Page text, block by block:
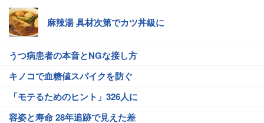
麻辣湯 具材次第でカツ丼級に
うつ病患者の本音とNGな接し方
キノコで血糖値スパイクを防ぐ
「モテるためのヒント」326人に
容姿と寿命 28年追跡で見えた差